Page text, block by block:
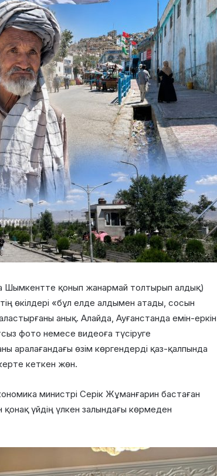
Шымкентте қонып жанармай толтырып алдық)
өкілдері «бұл елде алдымен атады, сосын
анық. Алайда, Ауғанстанда емін-еркін
фото немесе видеоға түсіруге
аралағандағы өзім көргендерді қаз-қалпында
кеткен жөн.
министрі Серік Жұманғарин бастаған
үйдің үлкен залындағы көрмеден